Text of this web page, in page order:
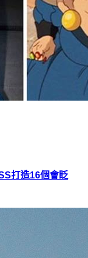
打造16個會眨